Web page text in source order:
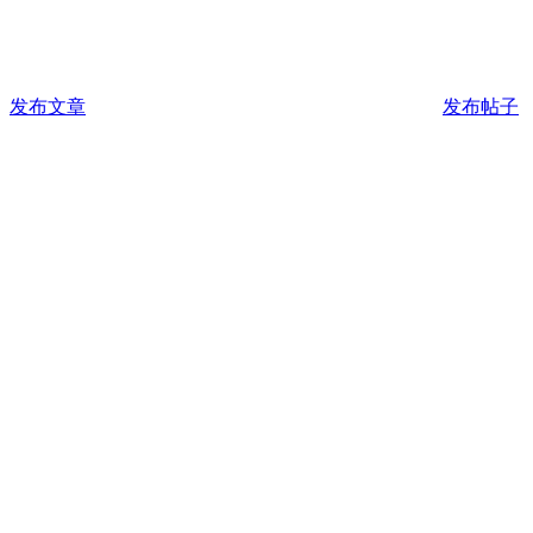
发布文章 发布帖子